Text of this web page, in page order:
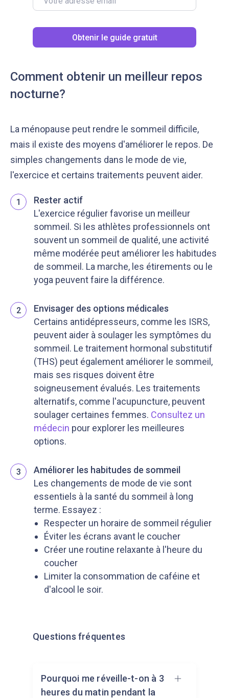
Obtenir le guide gratuit
Comment obtenir un meilleur repos
nocturne?
La ménopause peut rendre le sommeil difficile,
mais il existe des moyens d'améliorer le repos. De
simples changements dans le mode de vie,
l'exercice et certains traitements peuvent aider.
1
Rester actif
L'exercice régulier favorise un meilleur
sommeil. Si les athlètes professionnels ont
souvent un sommeil de qualité, une activité
même modérée peut améliorer les habitudes
de sommeil. La marche, les étirements ou le
yoga peuvent faire la différence.
2
Envisager des options médicales
Certains antidépresseurs, comme les ISRS,
peuvent aider à soulager les symptômes du
sommeil. Le traitement hormonal substitutif
(THS) peut également améliorer le sommeil,
mais ses risques doivent être
soigneusement évalués. Les traitements
alternatifs, comme l'acupuncture, peuvent
soulager certaines femmes. Consultez un
médecin pour explorer les meilleures
options.
3
Améliorer les habitudes de sommeil
Les changements de mode de vie sont
essentiels à la santé du sommeil à long
terme. Essayez :
Respecter un horaire de sommeil régulier
Éviter les écrans avant le coucher
Créer une routine relaxante à l'heure du
coucher
Limiter la consommation de caféine et
d'alcool le soir.
Questions fréquentes
Pourquoi me réveille-t-on à 3
heures du matin pendant la